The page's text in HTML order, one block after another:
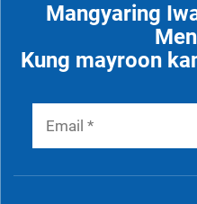
Mangyaring
Kung mayroon